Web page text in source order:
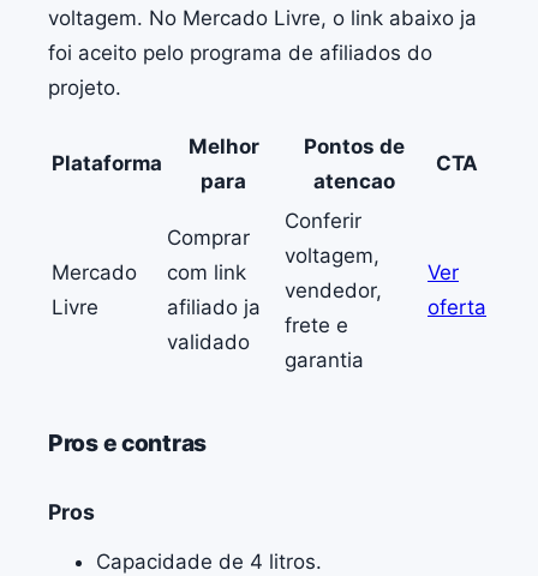
voltagem. No Mercado Livre, o link abaixo ja
foi aceito pelo programa de afiliados do
projeto.
Plataforma
Melhor
para
Pontos de
atencao
CTA
Mercado
Livre
Comprar
com link
afiliado ja
validado
Conferir
voltagem,
vendedor,
frete e
garantia
Ver
oferta
Pros e contras
Pros
Capacidade de 4 litros.